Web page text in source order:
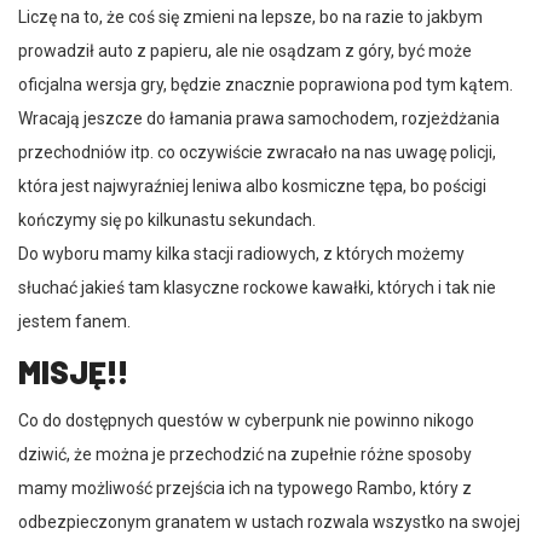
Liczę na to, że coś się zmieni na lepsze, bo na razie to jakbym
prowadził auto z papieru, ale nie osądzam z góry, być może
oficjalna wersja gry, będzie znacznie poprawiona pod tym kątem.
Wracają jeszcze do łamania prawa samochodem, rozjeżdżania
przechodniów itp. co oczywiście zwracało na nas uwagę policji,
która jest najwyraźniej leniwa albo kosmiczne tępa, bo pościgi
kończymy się po kilkunastu sekundach.
Do wyboru mamy kilka stacji radiowych, z których możemy
słuchać jakieś tam klasyczne rockowe kawałki, których i tak nie
jestem fanem.
MISJĘ!!
Co do dostępnych questów w cyberpunk nie powinno nikogo
dziwić, że można je przechodzić na zupełnie różne sposoby
mamy możliwość przejścia ich na typowego Rambo, który z
odbezpieczonym granatem w ustach rozwala wszystko na swojej